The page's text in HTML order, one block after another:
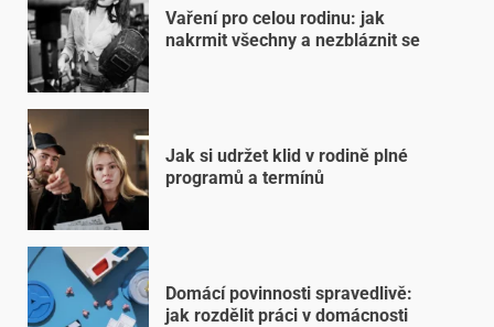
Vaření pro celou rodinu: jak
nakrmit všechny a nezbláznit se
Jak si udržet klid v rodině plné
programů a termínů
Domácí povinnosti spravedlivě:
jak rozdělit práci v domácnosti